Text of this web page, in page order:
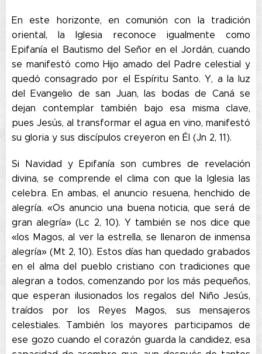
En este horizonte, en comunión con la tradición
oriental, la Iglesia reconoce igualmente como
Epifanía el Bautismo del Señor en el Jordán, cuando
se manifestó como Hijo amado del Padre celestial y
quedó consagrado por el Espíritu Santo. Y, a la luz
del Evangelio de san Juan, las bodas de Caná se
dejan contemplar también bajo esa misma clave,
pues Jesús, al transformar el agua en vino, manifestó
su gloria y sus discípulos creyeron en Él (Jn 2, 11).
Si Navidad y Epifanía son cumbres de revelación
divina, se comprende el clima con que la Iglesia las
celebra. En ambas, el anuncio resuena, henchido de
alegría. «Os anuncio una buena noticia, que será de
gran alegría» (Lc 2, 10). Y también se nos dice que
«los Magos, al ver la estrella, se llenaron de inmensa
alegría» (Mt 2, 10). Estos días han quedado grabados
en el alma del pueblo cristiano con tradiciones que
alegran a todos, comenzando por los más pequeños,
que esperan ilusionados los regalos del Niño Jesús,
traídos por los Reyes Magos, sus mensajeros
celestiales. También los mayores participamos de
ese gozo cuando el corazón guarda la candidez, esa